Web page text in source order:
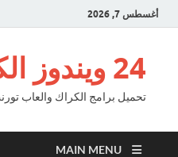
أغسطس 7, 2026
24 ويندوز الكراك
تحميل برامج الكراك والعاب
MAIN MENU